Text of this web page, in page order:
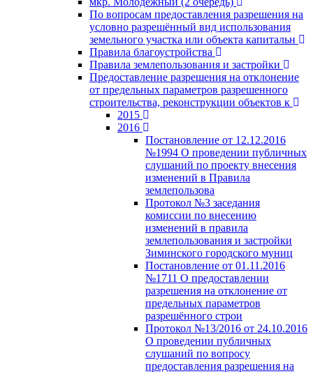
По вопросам предоставления разрешения на
условно разрешённый вид использования
земельного участка или объекта капитальн
Правила благоустройства
Правила землепользования и застройки
Предоставление разрешения на отклонение
от предельных параметров разрешенного
строительства, реконструкции объектов к
2015
2016
Постановление от 12.12.2016
№1994 О проведении публичных
слушаний по проекту внесения
изменений в Правила
землепользова
Протокол №3 заседания
комиссии по внесению
изменений в правила
землепользования и застройки
Зиминского городского муниц
Постановление от 01.11.2016
№1711 О предоставлении
разрешения на отклонение от
предельных параметров
разрешённого строи
Протокол №13/2016 от 24.10.2016
О проведении публичных
слушаний по вопросу
предоставления разрешения на